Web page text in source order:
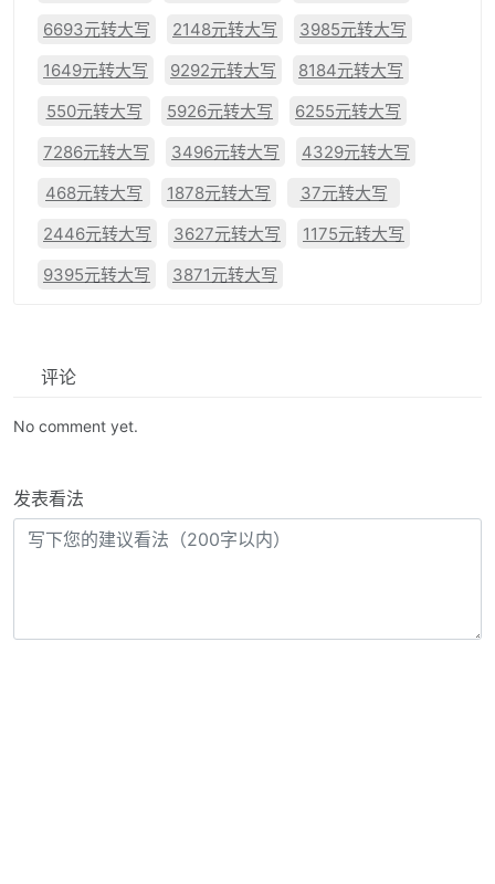
6693元转大写
2148元转大写
3985元转大写
1649元转大写
9292元转大写
8184元转大写
550元转大写
5926元转大写
6255元转大写
7286元转大写
3496元转大写
4329元转大写
468元转大写
1878元转大写
37元转大写
2446元转大写
3627元转大写
1175元转大写
9395元转大写
3871元转大写
评论
No comment yet.
发表看法